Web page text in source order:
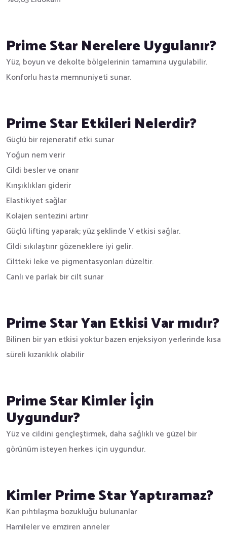
Prime Star Nerelere Uygulanır?
Yüz, boyun ve dekolte bölgelerinin tamamına uygulabilir.
Konforlu hasta memnuniyeti sunar.
Prime Star Etkileri Nelerdir?
Güçlü bir rejeneratif etki sunar
Yoğun nem verir
Cildi besler ve onarır
Kırışıklıkları giderir
Elastikiyet sağlar
Kolajen sentezini artırır
Güçlü lifting yaparak; yüz şeklinde V etkisi sağlar.
Cildi sıkılaştırır gözeneklere iyi gelir.
Ciltteki leke ve pigmentasyonları düzeltir.
Canlı ve parlak bir cilt sunar
Prime Star Yan Etkisi Var mıdır?
Bilinen bir yan etkisi yoktur bazen enjeksiyon yerlerinde kısa
süreli kızarıklık olabilir
Prime Star Kimler İçin
Uygundur?
Yüz ve cildini gençleştirmek, daha sağlıklı ve güzel bir
görünüm isteyen herkes için uygundur.
Kimler Prime Star Yaptıramaz?
Kan pıhtılaşma bozukluğu bulunanlar
Hamileler ve emziren anneler